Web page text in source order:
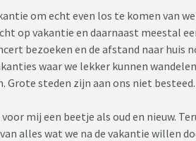
om echt even los te komen van
op vakantie en daarnaast meestal
bezoeken en de afstand naar huis
waar we lekker kunnen
Grote steden zijn aan ons niet besteed.
mij een beetje als oud en nieuw.
alles wat we na de vakantie willen